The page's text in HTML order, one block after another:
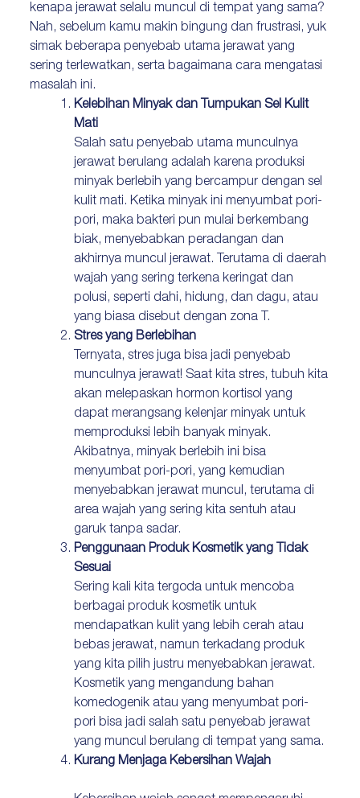
kenapa jerawat selalu muncul di tempat yang sama?
Nah, sebelum kamu makin bingung dan frustrasi, yuk
simak beberapa penyebab utama jerawat yang
sering terlewatkan, serta bagaimana cara mengatasi
masalah ini.
Kelebihan Minyak dan Tumpukan Sel Kulit
Mati
Salah satu penyebab utama munculnya
jerawat berulang adalah karena produksi
minyak berlebih yang bercampur dengan sel
kulit mati. Ketika minyak ini menyumbat pori-
pori, maka bakteri pun mulai berkembang
biak, menyebabkan peradangan dan
akhirnya muncul jerawat. Terutama di daerah
wajah yang sering terkena keringat dan
polusi, seperti dahi, hidung, dan dagu, atau
yang biasa disebut dengan zona T.
Stres yang Berlebihan
Ternyata, stres juga bisa jadi penyebab
munculnya jerawat! Saat kita stres, tubuh kita
akan melepaskan hormon kortisol yang
dapat merangsang kelenjar minyak untuk
memproduksi lebih banyak minyak.
Akibatnya, minyak berlebih ini bisa
menyumbat pori-pori, yang kemudian
menyebabkan jerawat muncul, terutama di
area wajah yang sering kita sentuh atau
garuk tanpa sadar.
Penggunaan Produk Kosmetik yang Tidak
Sesuai
Sering kali kita tergoda untuk mencoba
berbagai produk kosmetik untuk
mendapatkan kulit yang lebih cerah atau
bebas jerawat, namun terkadang produk
yang kita pilih justru menyebabkan jerawat.
Kosmetik yang mengandung bahan
komedogenik atau yang menyumbat pori-
pori bisa jadi salah satu penyebab jerawat
yang muncul berulang di tempat yang sama.
Kurang Menjaga Kebersihan Wajah